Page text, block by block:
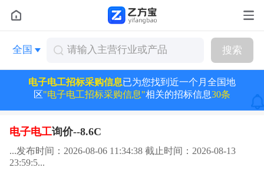
全国 搜索
电子电工招标采购信息已为您找到近一个月全国地
区"电子电工招标采购信息"相关的招标信息30条
电子电工询价--8.6C
...发布时间：2026-08-06 11:34:38 截止时间：2026-08-13
23:59:5...